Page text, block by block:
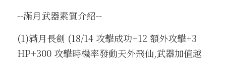
--滿月武器素質介紹--
(1)滿月長劍 (18/14 攻擊成功+12 額外攻擊+3
HP+300 攻擊時機率發動天外飛仙,武器加值越